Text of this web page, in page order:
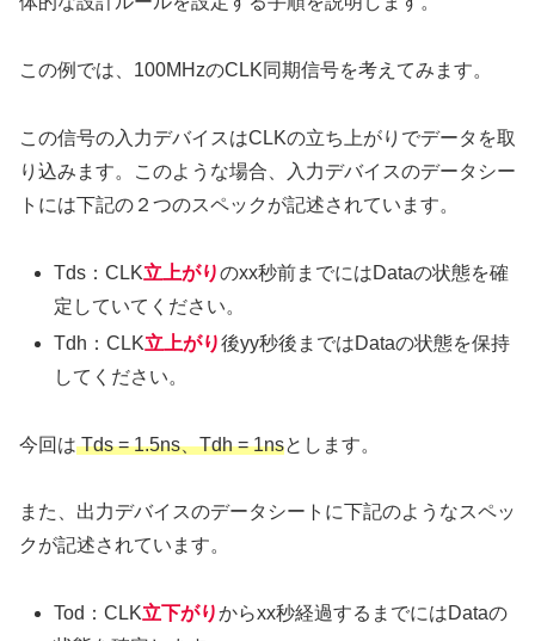
この例では、100MHzのCLK同期信号を考えてみます。
この信号の入力デバイスはCLKの立ち上がりでデータを取
り込みます。このような場合、入力デバイスのデータシー
トには下記の２つのスペックが記述されています。
Tds：CLK立上がりのxx秒前までにはDataの状態を確
定していてください。
Tdh：CLK立上がり後yy秒後まではDataの状態を保持
してください。
今回はTds = 1.5ns、Tdh = 1nsとします。
また、出力デバイスのデータシートに下記のようなスペッ
クが記述されています。
Tod：CLK立下がりからxx秒経過するまでにはDataの